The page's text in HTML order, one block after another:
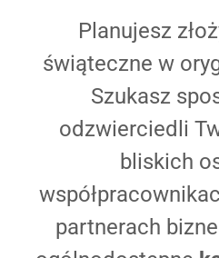
Planujesz
świąteczne w
Szukasz
odzwierciedli
bliskich
partnerach